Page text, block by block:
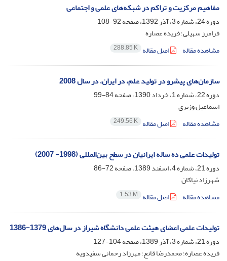
مفاهیم مرکزیت و تراکم در شبکه‌های علمی و اجتماعی
دوره 24، شماره 3، آذر 1392، صفحه
92-108
فرامرز سهیلی؛ فریده عصاره
مشاهده مقاله
اصل مقاله 288.85 K
سازمان‌های پیشرو در تولید علم، در ایران، در سال 2008
دوره 22، شماره 1، خرداد 1390، صفحه
84-99
اسماعیل وزیری
مشاهده مقاله
اصل مقاله 249.56 K
تولیدات علمی ده ساله ایرانیان در سطح بین‌المللی (1998- 2007)
دوره 21، شماره 4، اسفند 1389، صفحه
72-86
شهرزاد نیاکان
مشاهده مقاله
اصل مقاله 1.53 M
تولیدات علمی اعضای هیئت علمی دانشگاه شیراز در سال‌های 1379-1386
دوره 21، شماره 3، آذر 1389، صفحه
104-127
فریده عصاره؛ محمدرضا قانع؛ مهرزاد رحمانی سفیدویه